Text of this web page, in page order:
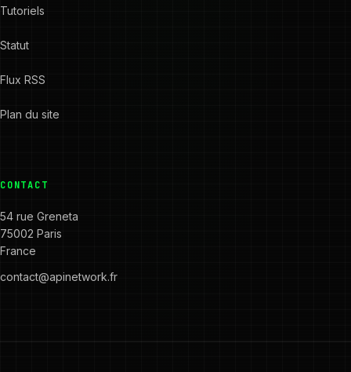
Tutoriels
Statut
Flux RSS
Plan du site
CONTACT
54 rue Greneta
75002 Paris
France
contact@apinetwork.fr